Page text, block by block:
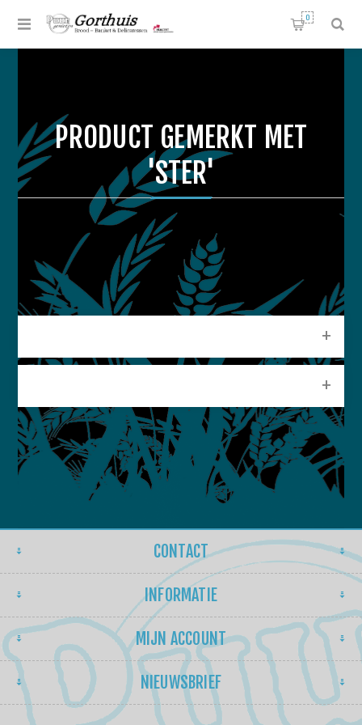
0
PRODUCT GEMERKT MET
'STER'
CONTACT
INFORMATIE
MIJN ACCOUNT
NIEUWSBRIEF